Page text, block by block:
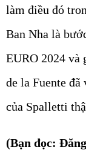
làm điều đó
Ban Nha là
EURO 2024 và
de la Fuente đã
của Spalletti
(Bạn đọc: